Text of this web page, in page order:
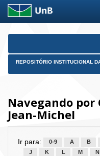
Skip
REPOSITÓRIO INSTITUCIONAL
Navegando
Jean-Michel
Ir para: 0-9 A B
J
K L M N